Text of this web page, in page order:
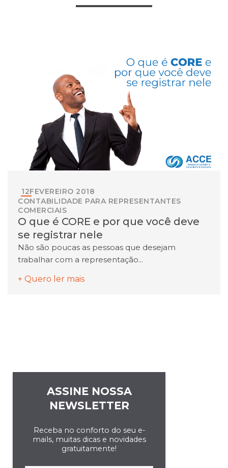
12FEVEREIRO 2018
CONTABILIDADE PARA REPRESENTANTES
COMERCIAIS
O que é CORE e por que você deve
se registrar nele
Não são poucas as pessoas que desejam
trabalhar com a representação...
+ Quero ler mais
ASSINE NOSSA
NEWSLETTER
Receba no conforto do seu e-
mails, muitas dicas e novidades
gratuitamente!